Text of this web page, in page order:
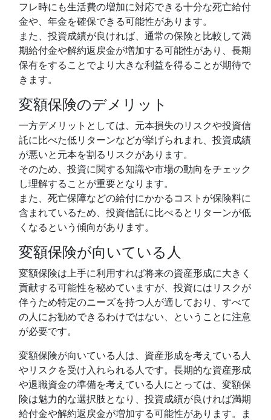
フレ時にも生活費の増加に対応できる十分な死亡給付
金や、年金を確保できる可能性があります。
また、投資成績が良ければ、通常の保険と比較して満
期給付金や解約返戻金が増加する可能性があり、長期
保有をすることでより大きな利益を得ることが期待で
きます。
変額保険のデメリット
一方デメリットとしては、元本損失のリスクや投資信
託に比べた低リターンなどが挙げられまれ、投資成績
が悪いと元本を割るリスクがあります。
そのため、投資に関する知識や市場の動向をチェック
し理解することが重要となります。
また、死亡保障などの給付にかかるコストが保険料に
含まれているため、投資信託に比べるとリターンが低
くなるという傾向があります。
変額保険が向いている人
変額保険は上手に利用すれば将来の資産形成に大きく
貢献する可能性を秘めていますが、投資にはリスクが
伴うため特定のニーズを持つ人が適しており、すべて
の人にお勧めできるわけではない、ということに注意
が必要です。
変額保険が向いている人は、資産形成を考えている人
やリスクを受け入れられる人です。長期的な資産形成
や退職資金の準備を考えている人にとっては、変額保
険は魅力的な選択肢となり、投資成績が良ければ満期
給付金や解約返戻金が増加する可能性があります。ま